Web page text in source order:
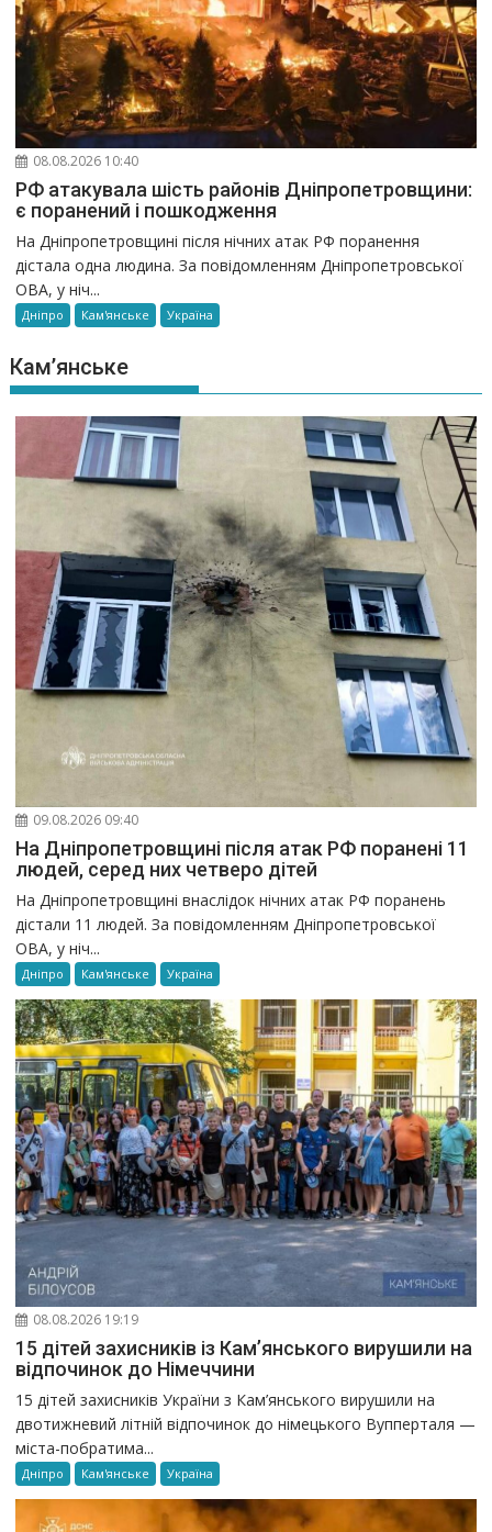
08.08.2026 10:40
РФ атакувала шість районів Дніпропетровщини:
є поранений і пошкодження
На Дніпропетровщині після нічних атак РФ поранення
дістала одна людина. За повідомленням Дніпропетровської
ОВА, у ніч...
Дніпро Кам'янське Україна
Кам’янське
09.08.2026 09:40
На Дніпропетровщині після атак РФ поранені 11
людей, серед них четверо дітей
На Дніпропетровщині внаслідок нічних атак РФ поранень
дістали 11 людей. За повідомленням Дніпропетровської
ОВА, у ніч...
Дніпро Кам'янське Україна
08.08.2026 19:19
15 дітей захисників із Кам’янського вирушили на
відпочинок до Німеччини
15 дітей захисників України з Кам’янського вирушили на
двотижневий літній відпочинок до німецького Вупперталя —
міста-побратима...
Дніпро Кам'янське Україна